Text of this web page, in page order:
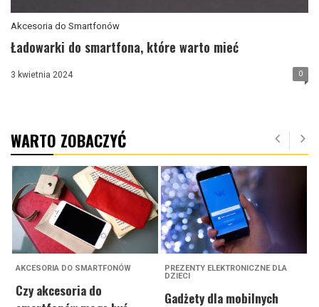
Akcesoria do Smartfonów
Ładowarki do smartfona, które warto mieć
3 kwietnia 2024 0
WARTO ZOBACZYĆ
AKCESORIA DO SMARTFONÓW
Czy akcesoria do
PREZENTY ELEKTRONICZNE DLA
DZIECI
Gadżety dla mobilnych